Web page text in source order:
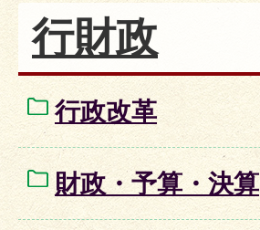
行財政
行政改革
財政・予算・決算